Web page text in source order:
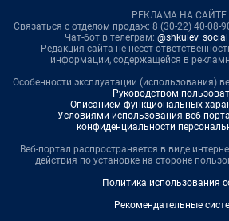
РЕКЛАМА НА САЙТЕ
Связаться с отделом продаж: 8 (30-22) 40-08-
Чат-бот в телеграм:
Редакция сайта не несет
информации, содержащейся в
Особенности эксплуатации (использования)
Руководством
Описанием функциональных
Условиями использования веб-
конфиденциальности
Веб-портал распространяется в виде
действия по установке на стороне
Политика использования
Рекомендательные